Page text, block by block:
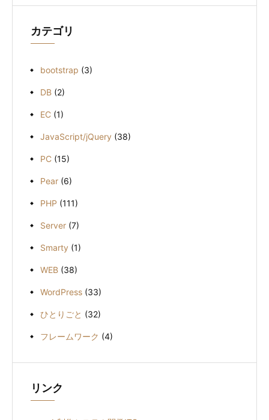
カテゴリ
bootstrap (3)
DB (2)
EC (1)
JavaScript/jQuery (38)
PC (15)
Pear (6)
PHP (111)
Server (7)
Smarty (1)
WEB (38)
WordPress (33)
ひとりごと (32)
フレームワーク (4)
リンク